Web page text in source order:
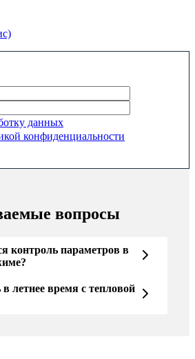
данных
конфиденциальности
вопросы
контроль параметров в
летнее время с тепловой